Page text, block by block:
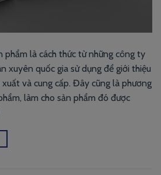
phẩm là cách thức từ những công ty
xuyên quốc gia sử dụng để giới thiệu
và cung cấp. Đây cũng là phương
làm cho sản phẩm đó được